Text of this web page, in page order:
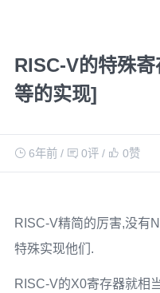
RISC-V的特殊
等的实现]
6年前/ 0评/ 0赞
RISC-V精简的厉害,没有
特殊实现他们.
RISC-V的X0寄存器就相